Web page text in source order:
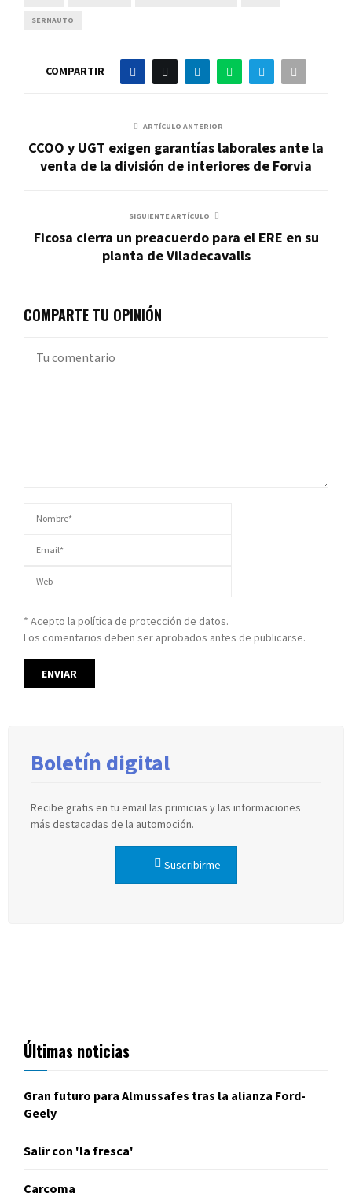
SERNAUTO
COMPARTIR
ARTÍCULO ANTERIOR
CCOO y UGT exigen garantías laborales ante la
venta de la división de interiores de Forvia
SIGUIENTE ARTÍCULO
Ficosa cierra un preacuerdo para el ERE en su
planta de Viladecavalls
COMPARTE TU OPINIÓN
* Acepto la política de protección de datos.
Los comentarios deben ser aprobados antes de publicarse.
Boletín digital
Recibe gratis en tu email las primicias y las informaciones
más destacadas de la automoción.
Suscribirme
Últimas noticias
Gran futuro para Almussafes tras la alianza Ford-
Geely
Salir con 'la fresca'
Carcoma